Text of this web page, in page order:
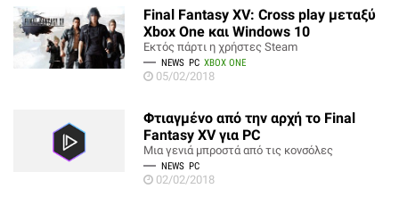
Final Fantasy XV: Cross play μεταξύ
Xbox One και Windows 10
Εκτός πάρτι η χρήστες Steam
NEWS PC XBOX ONE
05/02/2018
Φτιαγμένο από την αρχή το Final
Fantasy XV για PC
Μια γενιά μπροστά από τις κονσόλες
NEWS PC
02/02/2018